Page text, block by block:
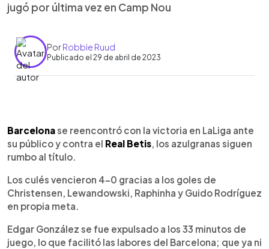
jugó por última vez en Camp Nou
PorRobbie Ruud
Publicado el 29 de abril de 2023
► Escuchar artículo
Barcelonase reencontró con la victoria en LaLiga ante
su público y contra el Real Betis, los azulgranas siguen
rumbo al título.
Los culés vencieron 4-0 gracias a los goles de
Christensen, Lewandowski, Raphinha y Guido Rodríguez
en propia meta.
Edgar González se fue expulsado a los 33 minutos de
juego, lo que facilitó las labores del Barcelona; que ya ni